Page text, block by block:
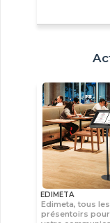
EDIMETA
Edimeta, tous les
présentoirs pour